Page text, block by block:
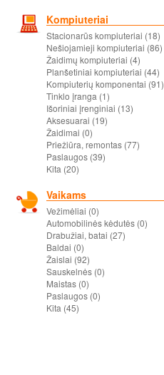
Kompiuteriai
Stacionarūs kompiuteriai (18)
Nešiojamieji kompiuteriai (86)
Žaidimų kompiuteriai (4)
Planšetiniai kompiuteriai (44)
Kompiuterių komponentai (91)
Tinklo įranga (1)
Išoriniai įrenginiai (13)
Aksesuarai (19)
Žaidimai (0)
Priežiūra, remontas (77)
Paslaugos (39)
Kita (20)
Vaikams
Vežimėliai (0)
Automobilinės kėdutės (0)
Drabužiai, batai (27)
Baldai (0)
Žaislai (92)
Sauskelnės (0)
Maistas (0)
Paslaugos (0)
Kita (45)